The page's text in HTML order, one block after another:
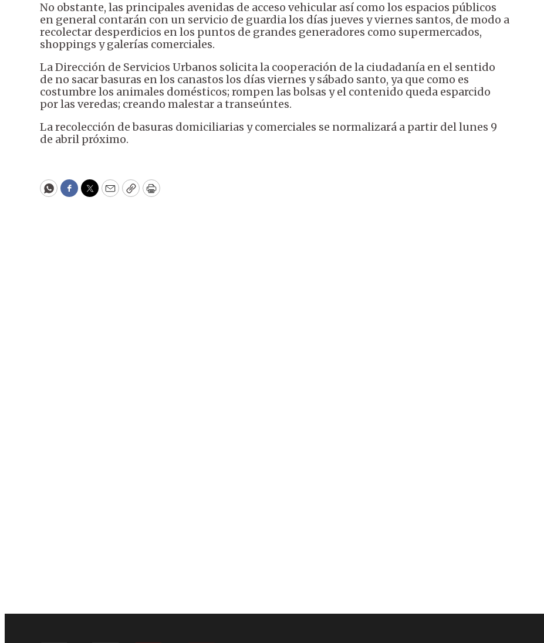
No obstante, las principales avenidas de acceso vehicular así como los espacios públicos
en general contarán con un servicio de guardia los días jueves y viernes santos, de modo a
recolectar desperdicios en los puntos de grandes generadores como supermercados,
shoppings y galerías comerciales.
La Dirección de Servicios Urbanos solicita la cooperación de la ciudadanía en el sentido
de no sacar basuras en los canastos los días viernes y sábado santo, ya que como es
costumbre los animales domésticos; rompen las bolsas y el contenido queda esparcido
por las veredas; creando malestar a transeúntes.
La recolección de basuras domiciliarias y comerciales se normalizará a partir del lunes 9
de abril próximo.
WhatsApp
Facebook
Twitter
EmailCopyPrint